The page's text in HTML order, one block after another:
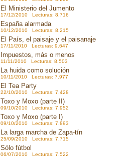
El Ministerio del Jumento
17/12/2010 Lecturas: 8.716
España alarmada
10/12/2010 Lecturas: 8.215
El País, el paisaje y el paisanaje
17/11/2010 Lecturas: 9.647
Impuestos, más o menos
11/11/2010 Lecturas: 8.503
La huida como solución
10/11/2010 Lecturas: 7.977
El Tea Party
22/10/2010 Lecturas: 7.428
Toxo y Moxo (parte II)
09/10/2010 Lecturas: 7.952
Toxo y Moxo (parte I)
09/10/2010 Lecturas: 7.893
La larga marcha de Zapa-tín
25/09/2010 Lecturas: 7.715
Sólo fútbol
06/07/2010 Lecturas: 7.522